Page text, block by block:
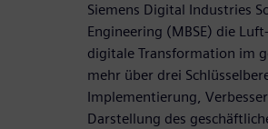
Siemens Digital Industries
Engineering (MBSE) die
digitale Transformation im
mehr über drei
Implementierung,
Darstellung des